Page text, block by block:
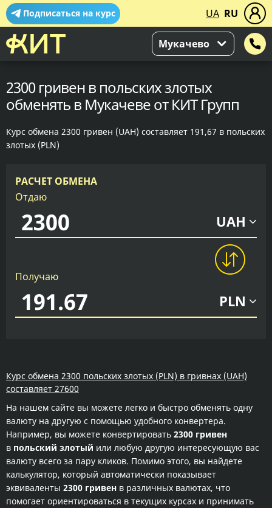
Подписаться на курс UA RU
Мукачево
2300 гривен в польских злотых
обменять в Мукачеве от КИТ Групп
Курс обмена 2300 гривен (UAH) составляет 191,67 в польских
злотых (PLN)
РАСЧЕТ ОБМЕНА
Отдаю
UAH
Получаю
PLN
Курс обмена 2300 польских злотых (PLN) в гривнах (UAH)
составляет 27600
На нашем сайте вы можете легко и быстро обменять одну
валюту на другую с помощью удобного конвертера.
Например, вы можете конвертировать 2300 гривен
в польский злотый или любую другую интересующую вас
валюту всего за пару кликов. Помимо этого, вы найдете
калькулятор, который автоматически показывает
эквиваленты 2300 гривен в различных валютах, что
помогает ориентироваться в текущих курсах и принимать